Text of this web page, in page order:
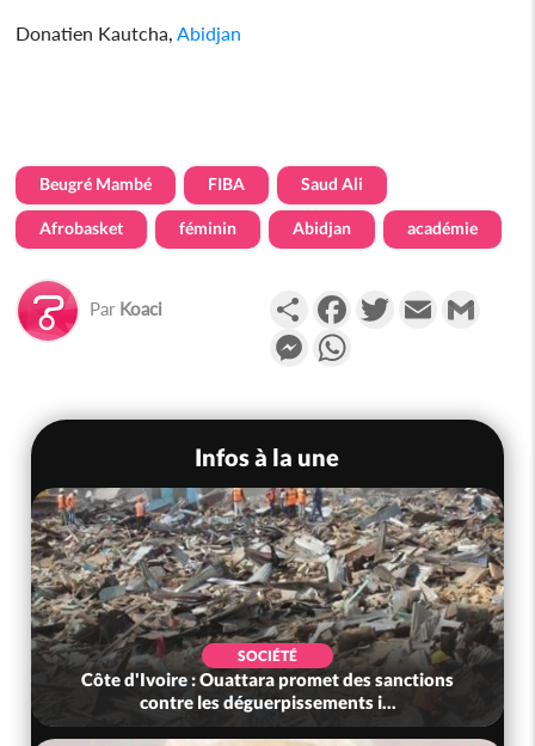
Donatien Kautcha, Abidjan
Beugré Mambé FIBA Saud Ali
Afrobasket féminin Abidjan académie
Par Koaci PartagerFacebookTwitterEmail
Messenger
Infos à la une
SOCIÉTÉ
Côte d'Ivoire : Ouattara promet des sanctions
contre les déguerpissements i...